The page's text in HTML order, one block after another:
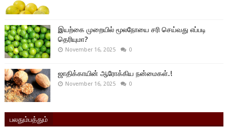
இயற்கை முறையில் மூலநோயை சரி செய்வது எப்படி
தெரியுமா?
November 16, 2025 0
ஜாதிக்காயின் ஆரோக்கிய நன்மைகள்.!
November 16, 2025 0
பலதும்பத்தும்